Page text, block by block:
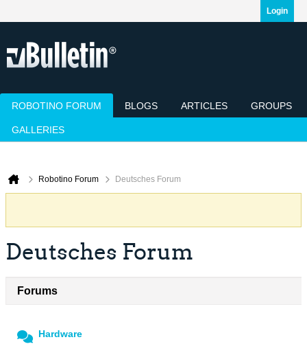
Login
ROBOTINO FORUM BLOGS ARTICLES GROUPS
GALLERIES
Robotino Forum Deutsches Forum
Deutsches Forum
Forums
Hardware